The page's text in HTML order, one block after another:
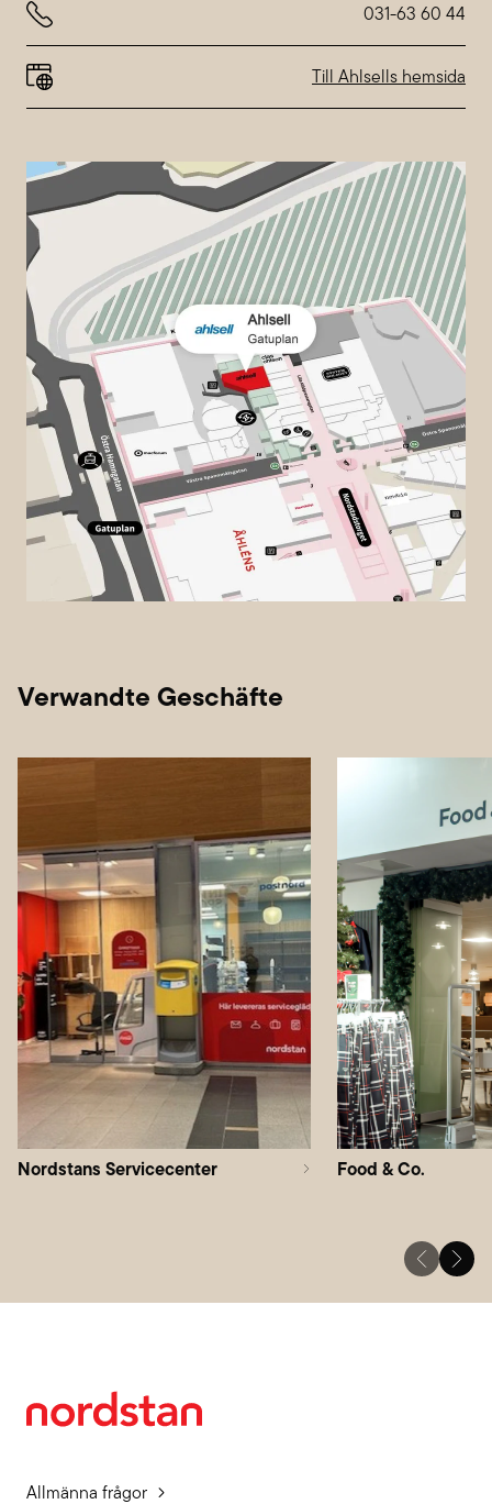
031-63 60 44
Till Ahlsells hemsida
Verwandte Geschäfte
Nordstans Servicecenter Food & Co.
Allmänna frågor